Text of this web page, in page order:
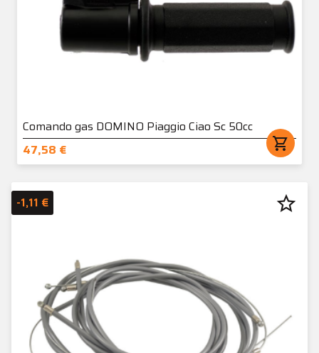
Comando gas DOMINO Piaggio Ciao Sc 50cc
47,58 €
shopping_cart
-1,11 € star_border